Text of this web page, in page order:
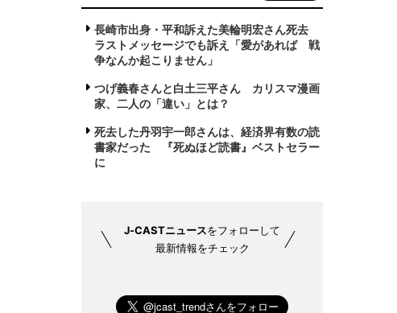
長崎市出身・平和訴えた美輪明宏さん死去
ラストメッセージでも訴え「愛があれば 戦
争なんか起こりません」
つげ義春さんと白土三平さん カリスマ漫画
家、二人の「違い」とは？
死去した丹羽宇一郎さんは、経済界有数の読
書家だった 『死ぬほど読書』ベストセラー
に
J-CASTニュースをフォローして
最新情報をチェック